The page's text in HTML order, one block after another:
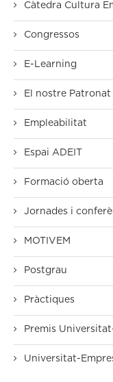
Càtedra Cultura
Congressos
E-Learning
El nostre Patronat
Empleabilitat
Espai ADEIT
Formació oberta
Jornades i
MOTIVEM
Postgrau
Pràctiques
Premis
Universitat-